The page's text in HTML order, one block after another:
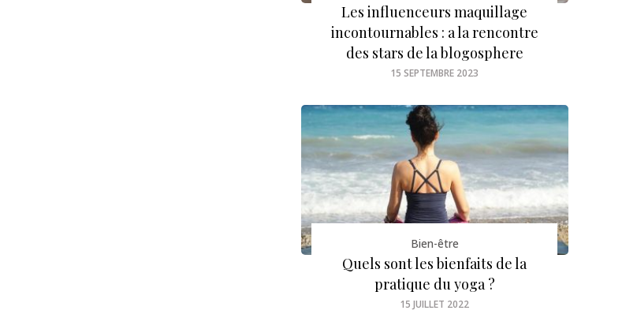
Les influenceurs maquillage
incontournables : a la rencontre
des stars de la blogosphere
15 SEPTEMBRE 2023
Bien-être
Quels sont les bienfaits de la
pratique du yoga ?
15 JUILLET 2022